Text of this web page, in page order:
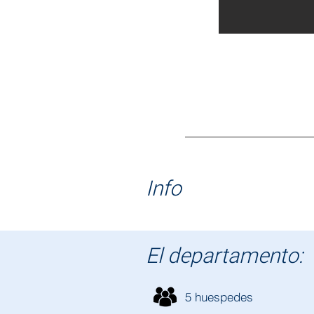
Info
El departamento:
5 huespedes